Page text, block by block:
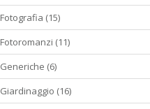
Fotografia (15)
Fotoromanzi (11)
Generiche (6)
Giardinaggio (16)